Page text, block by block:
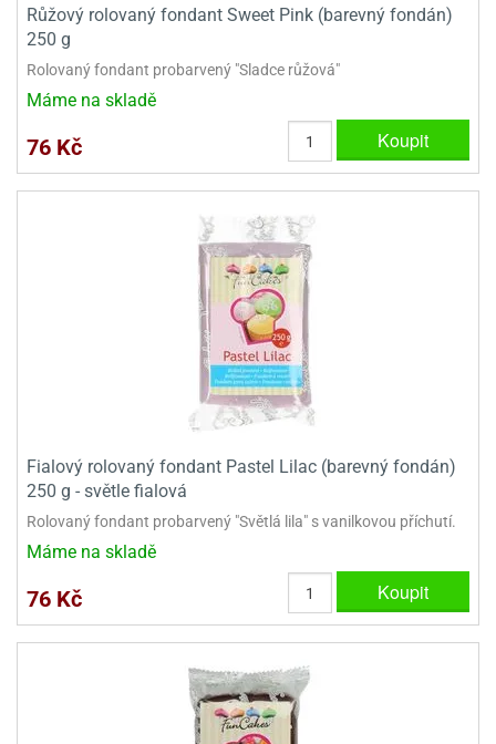
Růžový rolovaný fondant Sweet Pink (barevný fondán)
250 g
Rolovaný fondant probarvený "Sladce růžová"
Máme na skladě
76 Kč Koupit
Fialový rolovaný fondant Pastel Lilac (barevný fondán)
250 g - světle fialová
Rolovaný fondant probarvený "Světlá lila" s vanilkovou příchutí.
Máme na skladě
76 Kč Koupit